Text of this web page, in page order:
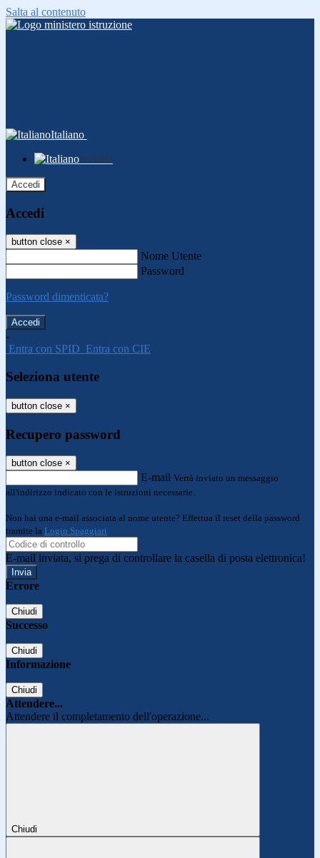
Salta al contenuto
Italiano
Italiano
Accedi
Accedi
button close ×
Nome Utente
Password
Password dimenticata?
-
Entra con SPID Entra con CIE
Seleziona utente
button close ×
Recupero password
button close ×
E-mail Verrà inviato un messaggio
all'indirizzo indicato con le istruzioni necessarie.
Non hai una e-mail associata al nome utente? Effettua il reset della password
tramite la Login Spaggiari
E-mail inviata, si prega di controllare la casella di posta elettronica!
Errore
Chiudi
Successo
Chiudi
Informazione
Chiudi
Attendere...
Attendere il completamento dell'operazione...
Chiudi